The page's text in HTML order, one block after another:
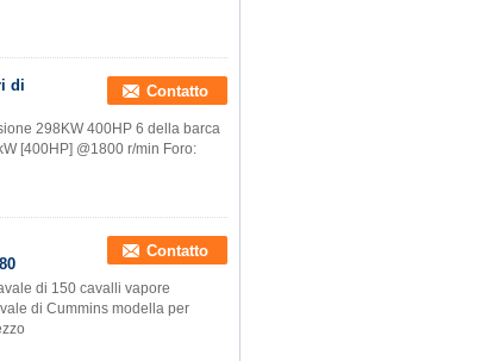
di
Contatto
298KW 400HP 6 della barca
[400HP] @1800 r/min Foro:
Contatto
di 150 cavalli vapore
di Cummins modella per